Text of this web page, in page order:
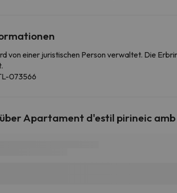
von einer juristischen Person verwaltet. Die
073566
Apartament d'estil pirineic amb